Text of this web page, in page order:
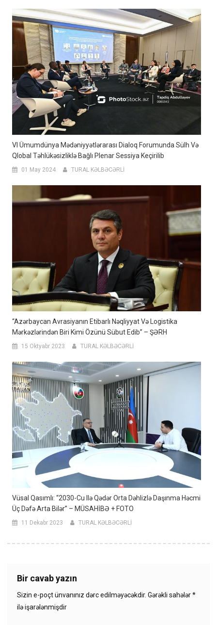
VI Ümumdünya Mədəniyyətlərarası Dialoq Forumunda Sülh Və
Qlobal Təhlükəsizliklə Bağlı Plenar Sessiya Keçirilib
01 May 2024 TURAL KƏLBƏCƏRLİ
“Azərbaycan Avrasiyanın Etibarlı Nəqliyyat Və Logistika
Mərkəzlərindən Biri Kimi Özünü Sübut Edib” – ŞƏRH
15 Oktyabr 2023 TURAL KƏLBƏCƏRLİ
Vüsal Qasımlı: “2030-Cu Ilə Qədər Orta Dəhlizlə Daşınma Həcmi
Üç Dəfə Arta Bilər” – MÜSAHİBƏ + FOTO
11 Dekabr 2023 TURAL KƏLBƏCƏRLİ
Bir cavab yazın
Sizin e-poçt ünvanınız dərc edilməyəcəkdir. Gərəkli sahələr*
ilə işarələnmişdir